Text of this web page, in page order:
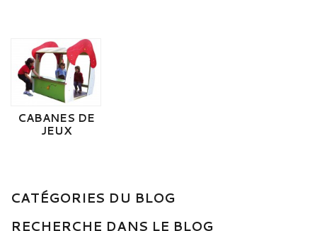
CABANES DE
JEUX
CATÉGORIES DU BLOG
RECHERCHE DANS LE BLOG